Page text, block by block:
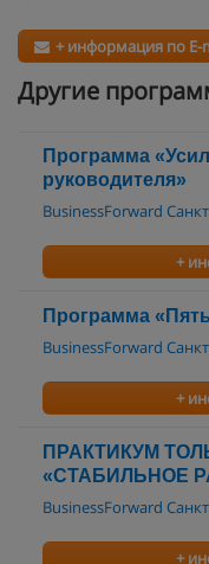
+ информация по E-
Другие
Программа
руководителя»
BusinessForward
+
Программа
BusinessForward
+
ПРАКТИКУМ
«СТАБИЛЬНОЕ
BusinessForward
+